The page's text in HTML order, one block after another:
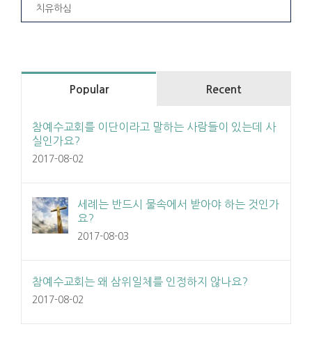
치유하심
Popular Recent
참예수교회를 이단이라고 말하는 사람들이 있는데 사
실인가요?
2017-08-02
세례는 반드시 물속에서 받아야 하는 것인가
요?
2017-08-03
참예수교회는 왜 삼위일체를 인정하지 않나요?
2017-08-02